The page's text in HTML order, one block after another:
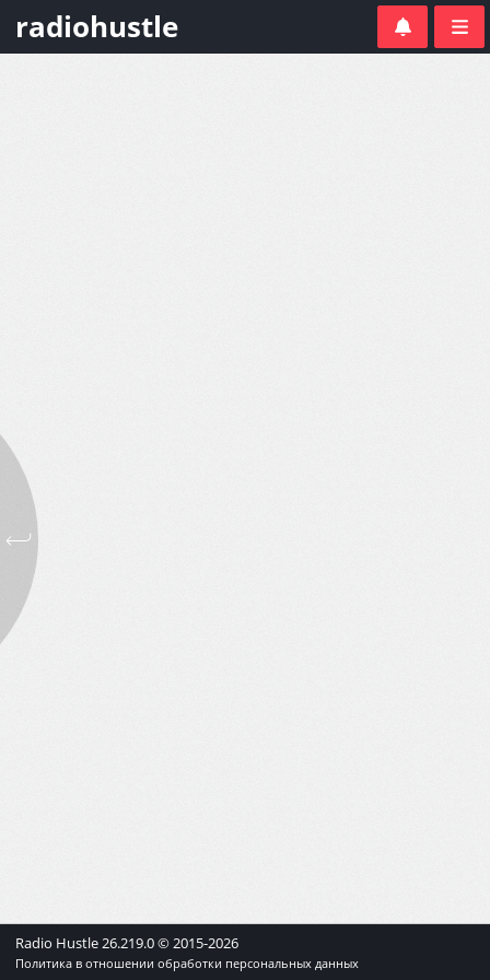
radiohustle
Radio Hustle26.219.0© 2015-2026
Политика в отношении обработки персональных данных